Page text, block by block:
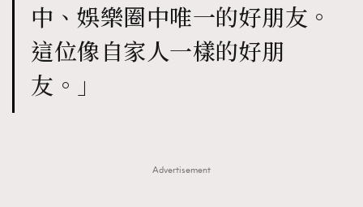
中、娛樂圈中唯一的好朋友。
這位像自家人一樣的好朋
友。」
Advertisement